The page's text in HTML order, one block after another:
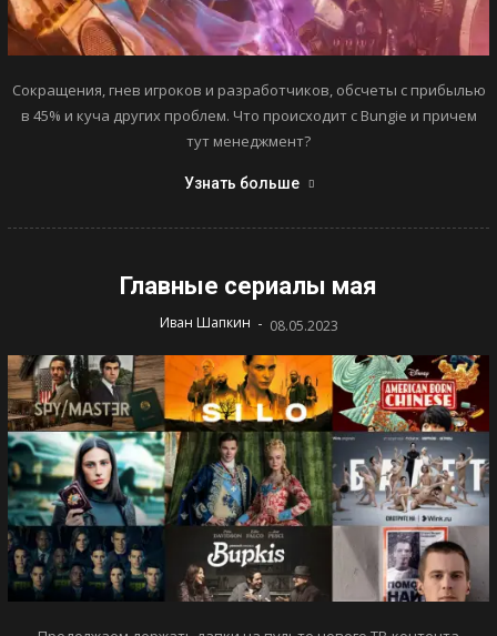
Сокращения, гнев игроков и разработчиков, обсчеты с прибылью
в 45% и куча других проблем. Что происходит с Bungie и причем
тут менеджмент?
Узнать больше
Главные сериалы мая
Иван Шапкин - 08.05.2023